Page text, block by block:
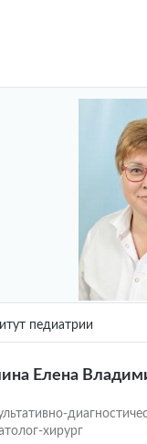
педиатрии
Елена
хирург